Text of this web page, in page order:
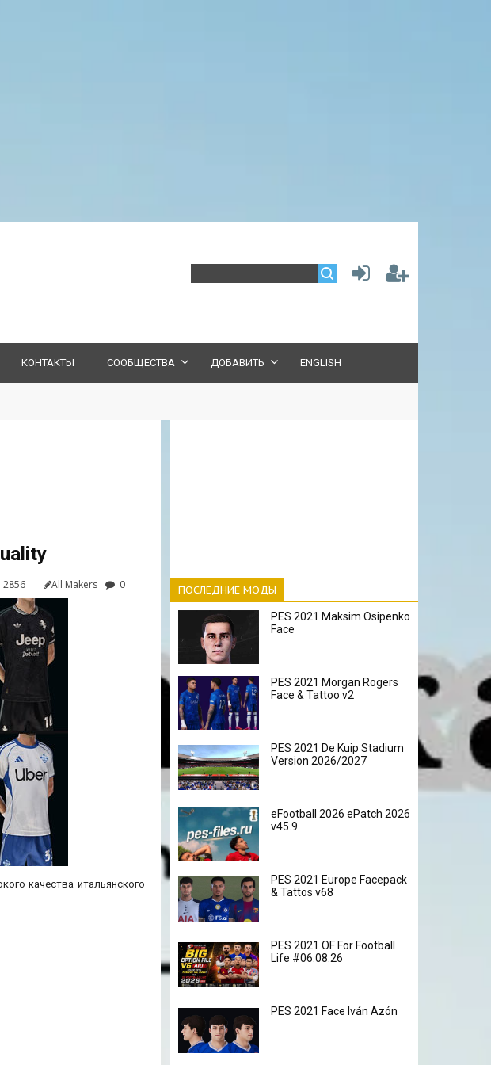
КОНТАКТЫ СООБЩЕСТВА ДОБАВИТЬ ENGLISH
2856 All Makers 0
качества итальянского
ПОСЛЕДНИЕ МОДЫ
PES 2021 Maksim Osipenko
Face
PES 2021 Morgan Rogers
Face & Tattoo v2
PES 2021 De Kuip Stadium
Version 2026/2027
eFootball 2026 ePatch 2026
v45.9
PES 2021 Europe Facepack
& Tattos v68
PES 2021 OF For Football
Life #06.08.26
PES 2021 Face Iván Azón